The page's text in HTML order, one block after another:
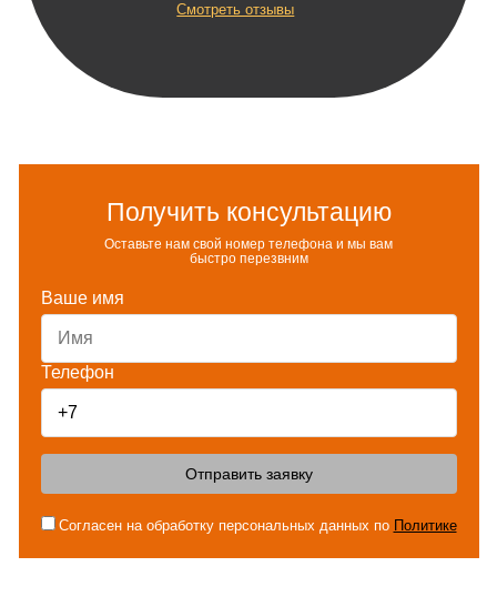
Смотреть отзывы
Получить консультацию
Оставьте нам свой номер телефона и мы вам
быстро перезвним
Ваше имя
Телефон
Отправить заявку
Согласен на обработку персональных данных по Политике